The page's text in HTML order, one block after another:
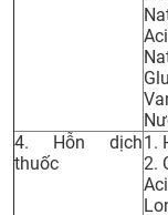
4. Hỗn dịch
thuốc
1.
2.